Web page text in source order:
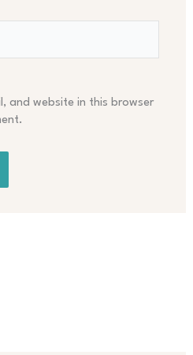
and website in this browser